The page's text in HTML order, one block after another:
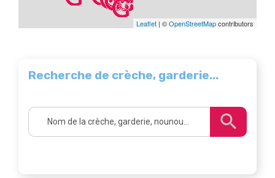
Leaflet | ©OpenStreetMapcontributors
Recherche de crèche, garderie...